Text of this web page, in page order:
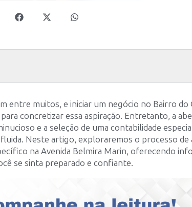
entre muitos, e iniciar um negócio no Bairro do
concretizar essa aspiração. Entretanto, a
e a seleção de uma contabilidade
Neste artigo, exploraremos o processo de
na Avenida Belmira Marin, oferecendo
se sinta preparado e confiante.